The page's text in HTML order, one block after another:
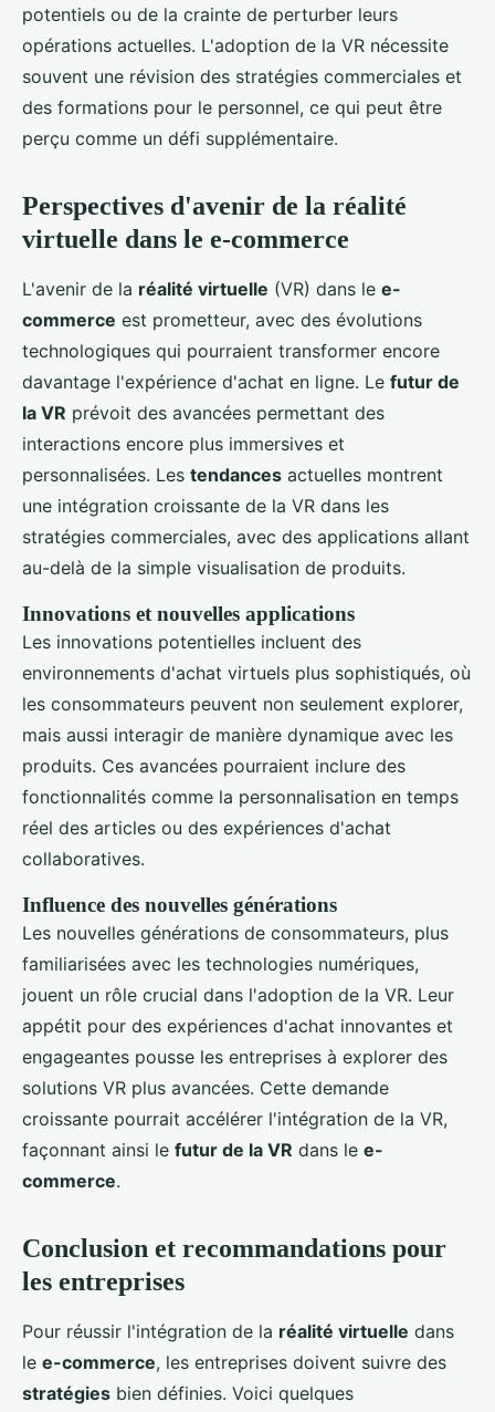
potentiels ou de la crainte de perturber leurs
opérations actuelles. L'adoption de la VR nécessite
souvent une révision des stratégies commerciales et
des formations pour le personnel, ce qui peut être
perçu comme un défi supplémentaire.
Perspectives d'avenir de la réalité
virtuelle dans le e-commerce
L'avenir de la réalité virtuelle (VR) dans le e-
commerce est prometteur, avec des évolutions
technologiques qui pourraient transformer encore
davantage l'expérience d'achat en ligne. Le futur de
la VR prévoit des avancées permettant des
interactions encore plus immersives et
personnalisées. Les tendances actuelles montrent
une intégration croissante de la VR dans les
stratégies commerciales, avec des applications allant
au-delà de la simple visualisation de produits.
Innovations et nouvelles applications
Les innovations potentielles incluent des
environnements d'achat virtuels plus sophistiqués, où
les consommateurs peuvent non seulement explorer,
mais aussi interagir de manière dynamique avec les
produits. Ces avancées pourraient inclure des
fonctionnalités comme la personnalisation en temps
réel des articles ou des expériences d'achat
collaboratives.
Influence des nouvelles générations
Les nouvelles générations de consommateurs, plus
familiarisées avec les technologies numériques,
jouent un rôle crucial dans l'adoption de la VR. Leur
appétit pour des expériences d'achat innovantes et
engageantes pousse les entreprises à explorer des
solutions VR plus avancées. Cette demande
croissante pourrait accélérer l'intégration de la VR,
façonnant ainsi le futur de la VR dans le e-
commerce.
Conclusion et recommandations pour
les entreprises
Pour réussir l'intégration de la réalité virtuelle dans
le e-commerce, les entreprises doivent suivre des
stratégies bien définies. Voici quelques